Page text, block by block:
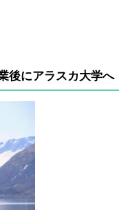
後にアラスカ大学へ